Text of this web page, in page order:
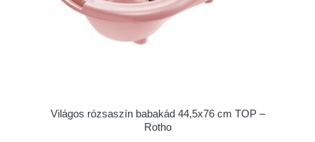
Világos rózsaszín babakád 44,5x76 cm TOP –
Rotho